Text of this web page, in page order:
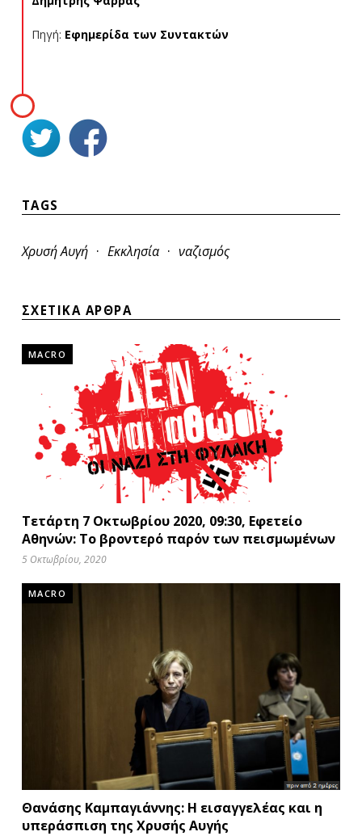
Πηγή: Εφημερίδα των Συντακτών
TAGS
Χρυσή Αυγή · Εκκλησία · ναζισμός
ΣΧΕΤΙΚΑ ΑΡΘΡΑ
MACRO
Τετάρτη 7 Οκτωβρίου 2020, 09:30, Εφετείο
Αθηνών: Tο βροντερό παρόν των πεισμωμένων
5 Οκτωβρίου, 2020
MACRO
Θανάσης Καμπαγιάννης: Η εισαγγελέας και η
υπεράσπιση της Χρυσής Αυγής